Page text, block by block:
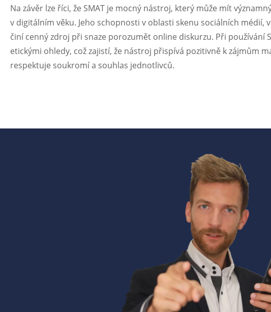
Na závěr lze říci, že SMAT je mocný nástroj, který může mít
v digitálním věku. Jeho schopnosti v oblasti skenu sociálních médií,
činí cenný zdroj při snaze porozumět online diskurzu. Při používání
etickými ohledy, což zajistí, že nástroj přispívá pozitivně k zájmům
respektuje soukromí a souhlas jednotlivců.